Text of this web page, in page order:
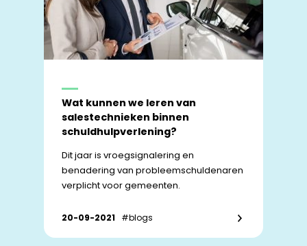
Wat kunnen we leren van
salestechnieken binnen
schuldhulpverlening?
Dit jaar is vroegsignalering en
benadering van probleemschuldenaren
verplicht voor gemeenten.
20-09-2021 #blogs